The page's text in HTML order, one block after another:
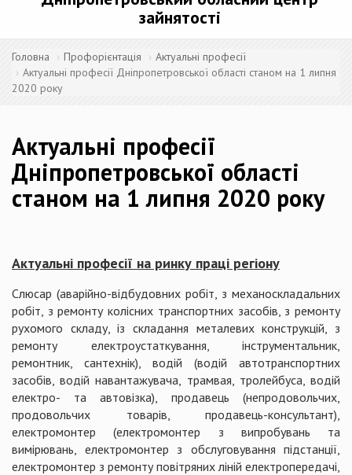
зайнятості
Головна Профорієнтація
Актуальні професії
Актуальні професії Дніпропетровської області станом на 1 липня
2020 року
Актуальні професії
Дніпропетровської області
станом на 1 липня 2020 року
Актуальні професії на ринку праці регіону
Слюсар (аварійно-відбудовних робіт, з механоскладальних
робіт, з ремонту колісних транспортних засобів, з ремонту
рухомого складу, із складання металевих конструкцій, з
ремонту електроустаткування, інструментальник,
ремонтник, сантехнік), водій (водій автотранспортних
засобів, водій навантажувача, трамвая, тролейбуса, водій
електро- та автовізка), продавець (непродовольчих,
продовольчих товарів, продавець-консультант),
електромонтер (електромонтер з випробувань та
вимірювань, електромонтер з обслуговування підстанції,
електромонтер з ремонту повітряних ліній електропередачі,